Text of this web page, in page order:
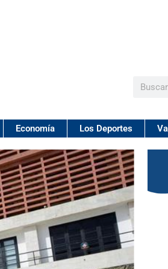
Buscar
Economía Los Deportes